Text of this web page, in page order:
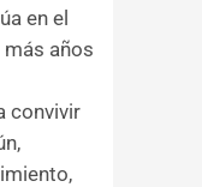
en el
años
convivir